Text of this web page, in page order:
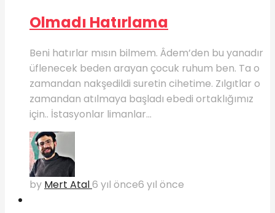
Olmadı Hatırlama
Beni hatırlar mısın bilmem. Âdem’den bu yanadır
üflenecek beden arayan çocuk ruhum ben. Ta o
zamandan nakşedildi suretin cihetime. Zılgıtlar o
zamandan atılmaya başladı ebedi ortaklığımız
için.. İstasyonlar limanlar...
by Mert Atal6 yıl önce6 yıl önce